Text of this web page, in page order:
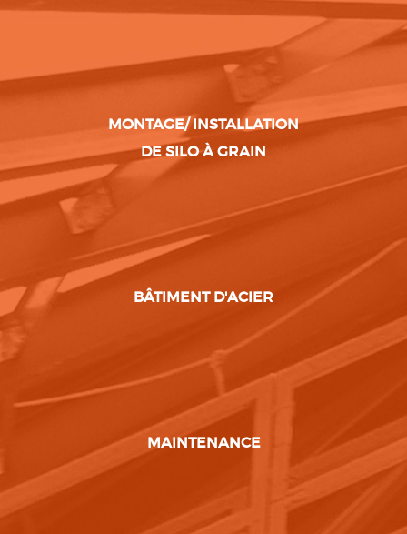
MONTAGE/ INSTALLATION
DE SILO À GRAIN
BÂTIMENT D'ACIER
MAINTENANCE